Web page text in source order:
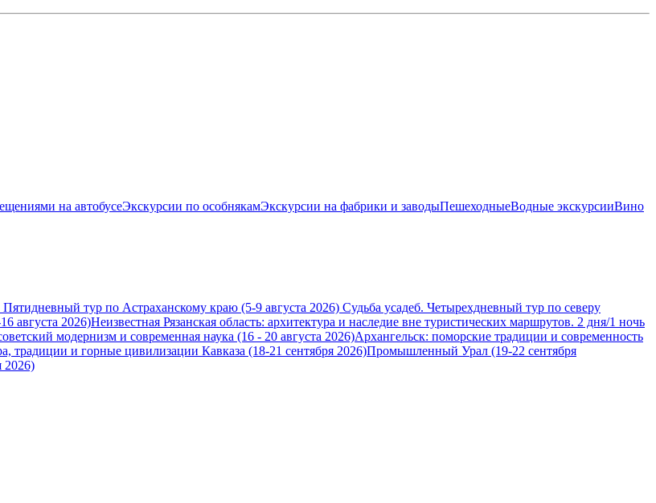
на автобусеЭкскурсии по особнякамЭкскурсии на фабрики и заводыПешеходныеВодные экскурсииВино
тур по Астраханскому краю (5-9 августа 2026) Судьба усадеб. Четырехдневный тур по северу
августа 2026)Неизвестная Рязанская область: архитектура и наследие вне туристических маршрутов. 2 дня/1 ночь
модернизм и современная наука (16 - 20 августа 2026)Архангельск: поморские традиции и современность
традиции и горные цивилизации Кавказа (18-21 сентября 2026)Промышленный Урал (19-22 сентября
2026)